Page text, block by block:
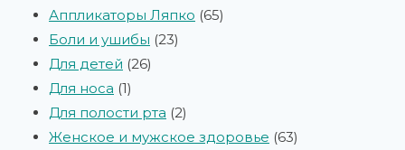
Аппликаторы Ляпко 65
Боли и ушибы 23
Для детей 26
Для носа 1
Для полости рта 2
Женское и мужское здоровье 63